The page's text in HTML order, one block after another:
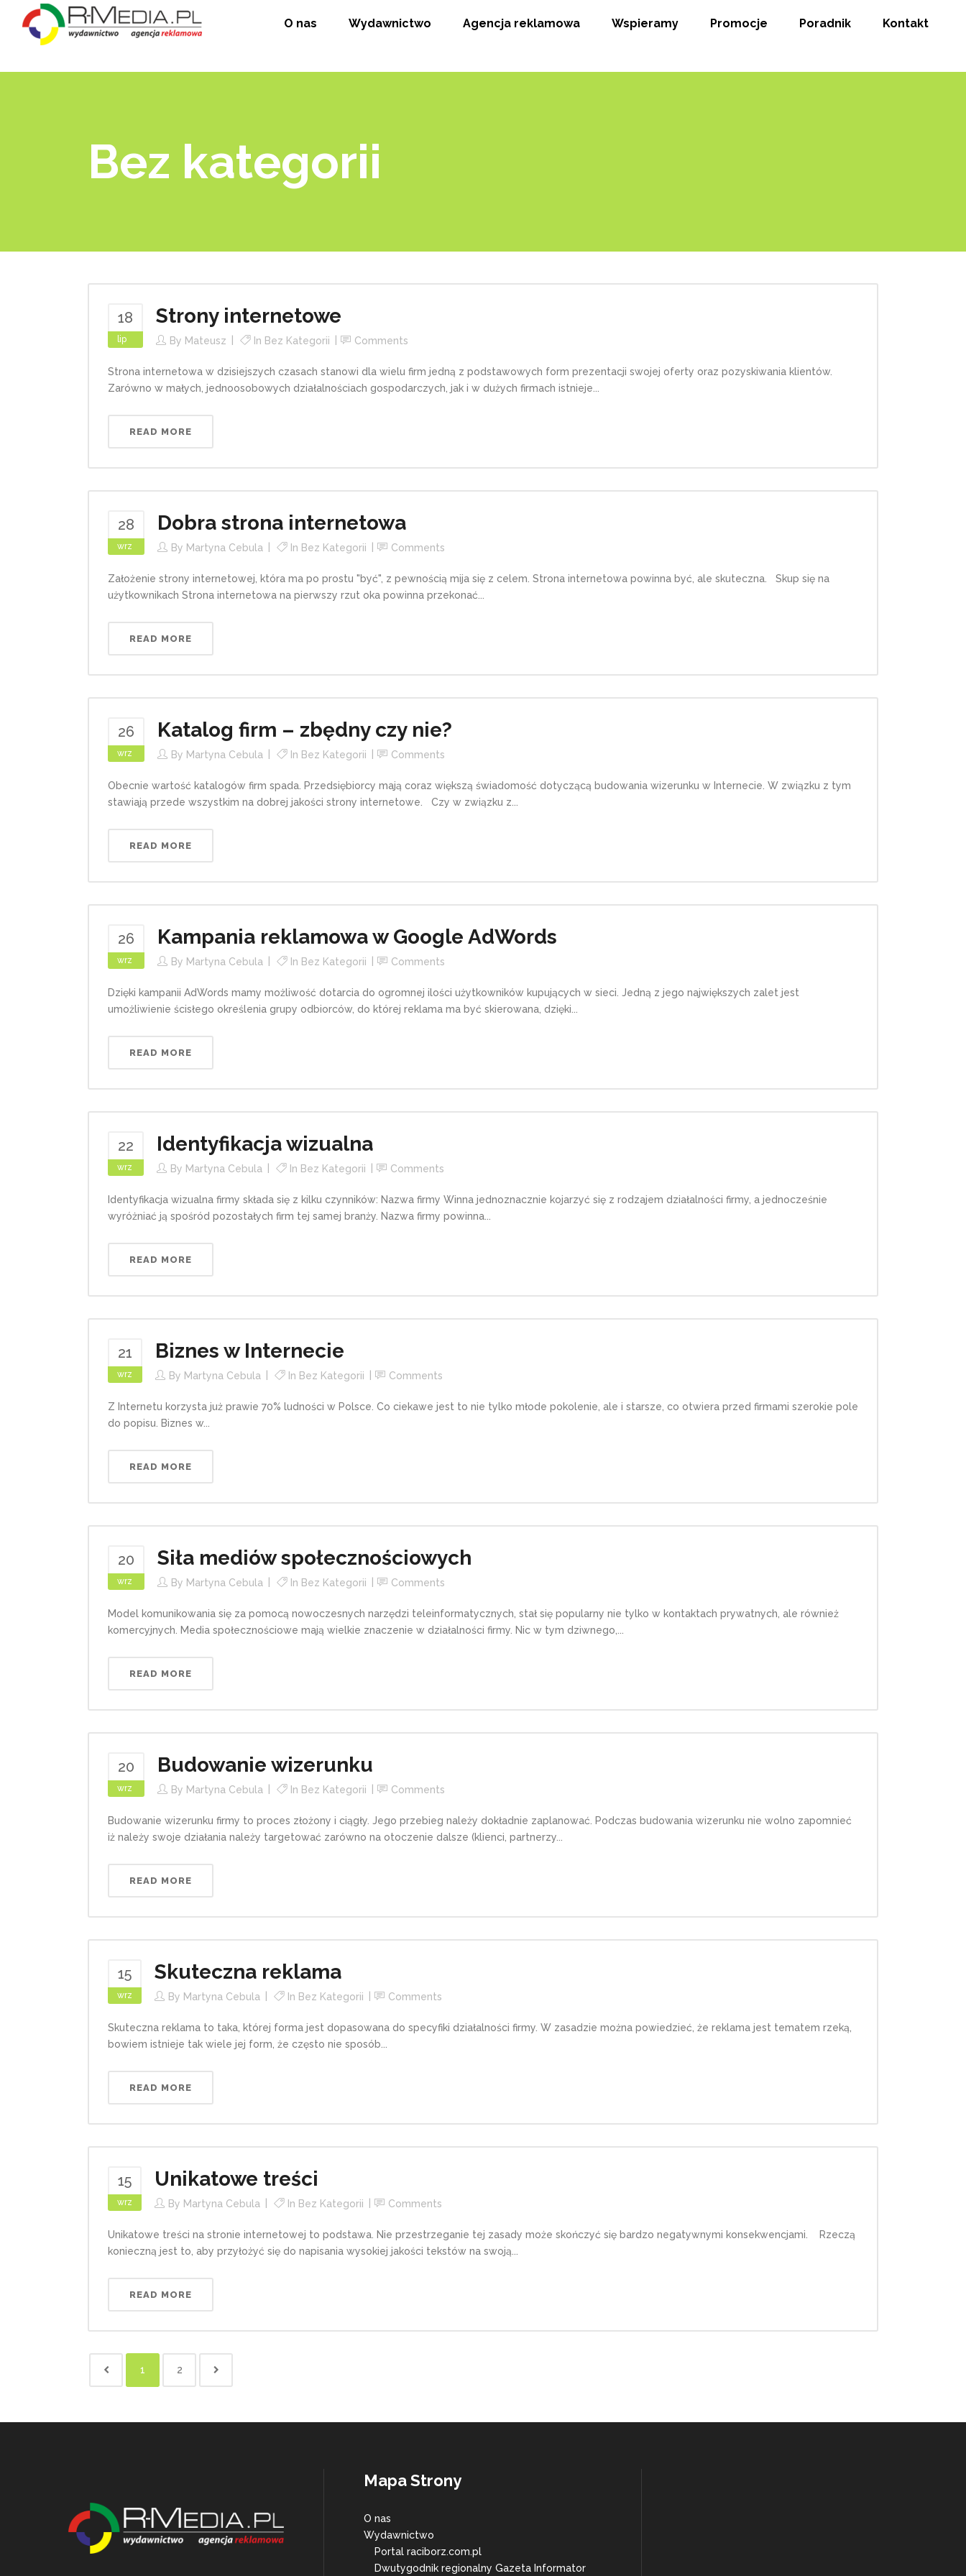
O nas Wydawnictwo Agencja reklamowa Wspieramy Promocje Poradnik Kontakt
Bez kategorii
18
lip
Strony internetowe
By Mateusz In Bez Kategorii Comments
Strona internetowa w dzisiejszych czasach stanowi dla wielu firm jedną z podstawowych form prezentacji swojej oferty oraz pozyskiwania klientów.
Zarówno w małych, jednoosobowych działalnościach gospodarczych, jak i w dużych firmach istnieje...
READ MORE
28
wrz
Dobra strona internetowa
By Martyna Cebula In Bez Kategorii Comments
Założenie strony internetowej, która ma po prostu "być", z pewnością mija się z celem. Strona internetowa powinna być, ale skuteczna. Skup się na
użytkownikach Strona internetowa na pierwszy rzut oka powinna przekonać...
READ MORE
26
wrz
Katalog firm – zbędny czy nie?
By Martyna Cebula In Bez Kategorii Comments
Obecnie wartość katalogów firm spada. Przedsiębiorcy mają coraz większą świadomość dotyczącą budowania wizerunku w Internecie. W związku z tym
stawiają przede wszystkim na dobrej jakości strony internetowe. Czy w związku z...
READ MORE
26
wrz
Kampania reklamowa w Google AdWords
By Martyna Cebula In Bez Kategorii Comments
Dzięki kampanii AdWords mamy możliwość dotarcia do ogromnej ilości użytkowników kupujących w sieci. Jedną z jego największych zalet jest
umożliwienie ścisłego określenia grupy odbiorców, do której reklama ma być skierowana, dzięki...
READ MORE
22
wrz
Identyfikacja wizualna
By Martyna Cebula In Bez Kategorii Comments
Identyfikacja wizualna firmy składa się z kilku czynników: Nazwa firmy Winna jednoznacznie kojarzyć się z rodzajem działalności firmy, a jednocześnie
wyróżniać ją spośród pozostałych firm tej samej branży. Nazwa firmy powinna...
READ MORE
21
wrz
Biznes w Internecie
By Martyna Cebula In Bez Kategorii Comments
Z Internetu korzysta już prawie 70% ludności w Polsce. Co ciekawe jest to nie tylko młode pokolenie, ale i starsze, co otwiera przed firmami szerokie pole
do popisu. Biznes w...
READ MORE
20
wrz
Siła mediów społecznościowych
By Martyna Cebula In Bez Kategorii Comments
Model komunikowania się za pomocą nowoczesnych narzędzi teleinformatycznych, stał się popularny nie tylko w kontaktach prywatnych, ale również
komercyjnych. Media społecznościowe mają wielkie znaczenie w działalności firmy. Nic w tym dziwnego,...
READ MORE
20
wrz
Budowanie wizerunku
By Martyna Cebula In Bez Kategorii Comments
Budowanie wizerunku firmy to proces złożony i ciągły. Jego przebieg należy dokładnie zaplanować. Podczas budowania wizerunku nie wolno zapomnieć
iż należy swoje działania należy targetować zarówno na otoczenie dalsze (klienci, partnerzy...
READ MORE
15
wrz
Skuteczna reklama
By Martyna Cebula In Bez Kategorii Comments
Skuteczna reklama to taka, której forma jest dopasowana do specyfiki działalności firmy. W zasadzie można powiedzieć, że reklama jest tematem rzeką,
bowiem istnieje tak wiele jej form, że często nie sposób...
READ MORE
15
wrz
Unikatowe treści
By Martyna Cebula In Bez Kategorii Comments
Unikatowe treści na stronie internetowej to podstawa. Nie przestrzeganie tej zasady może skończyć się bardzo negatywnymi konsekwencjami. Rzeczą
konieczną jest to, aby przyłożyć się do napisania wysokiej jakości tekstów na swoją...
READ MORE
1 2
Mapa Strony
O nas
Wydawnictwo
Portal raciborz.com.pl
Dwutygodnik regionalny Gazeta Informator